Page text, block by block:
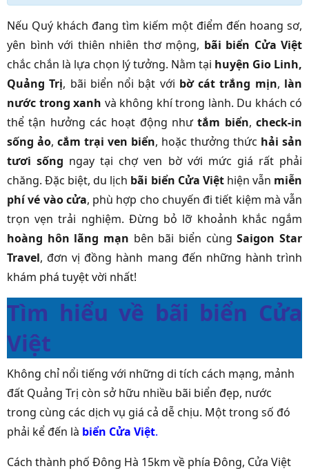
Nếu Quý khách đang tìm kiếm một điểm đến hoang sơ,
yên bình với thiên nhiên thơ mộng, bãi biển Cửa Việt
chắc chắn là lựa chọn lý tưởng. Nằm tại huyện Gio Linh,
Quảng Trị, bãi biển nổi bật với bờ cát trắng mịn, làn
nước trong xanh và không khí trong lành. Du khách có
thể tận hưởng các hoạt động nhưtắm biển,check-in
sống ảo, cắm trại ven biển, hoặc thưởng thức hải sản
tươi sống ngay tại chợ ven bờ với mức giá rất phải
chăng. Đặc biệt, du lịch bãi biển Cửa Việthiện vẫn miễn
phí vé vào cửa, phù hợp cho chuyến đi tiết kiệm mà vẫn
trọn vẹn trải nghiệm. Đừng bỏ lỡ khoảnh khắc ngắm
hoàng hôn lãng mạn bên bãi biển cùngSaigon Star
Travel, đơn vị đồng hành mang đến những hành trình
khám phá tuyệt vời nhất!
Tìm hiểu về bãi biển Cửa
Việt
Không chỉ nổi tiếng với những di tích cách mạng, mảnh
đất Quảng Trị còn sở hữu nhiều bãi biển đẹp, nước
trong cùng các dịch vụ giá cả dễ chịu. Một trong số đó
phải kể đến là biển Cửa Việt.
Cách thành phố Đông Hà 15km về phía Đông, Cửa Việt